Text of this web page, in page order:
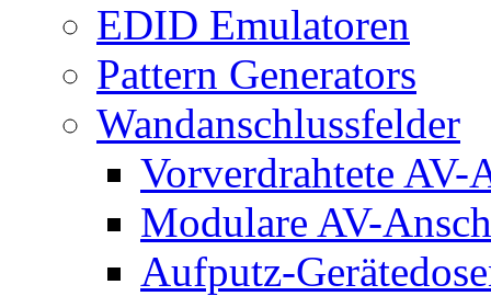
EDID Emulatoren
Pattern Generators
Wandanschlussfelder
Vorverdrahtete AV-
Modulare AV-
Aufputz-